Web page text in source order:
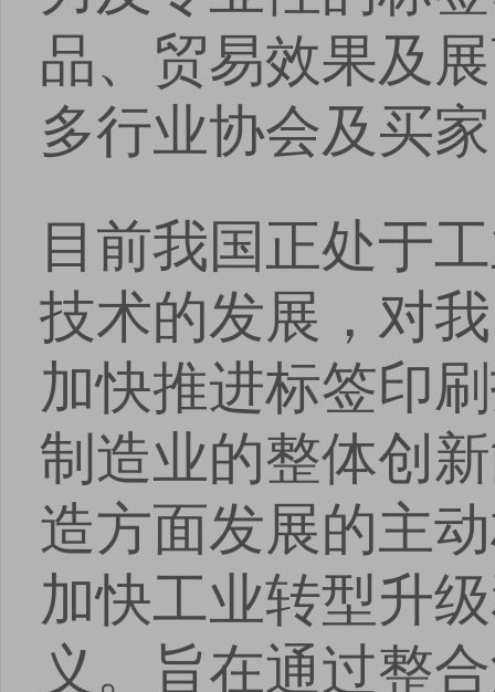
品、贸易效果及
多行业协会及买
目前我国正处于
技术的发展，对
加快推进标签印
制造业的整体创
造方面发展的主
加快工业转型升
义。旨在通过整